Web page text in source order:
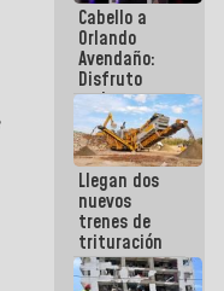
Cabello a
Orlando
Avendaño:
Disfruto
cada vez
que escribes
porque lo
que haces
es
embarrarla
Llegan dos
nuevos
trenes de
trituración
para
optimizar